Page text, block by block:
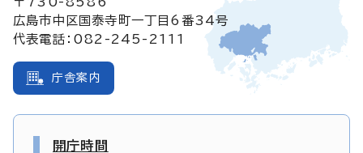
広島市中区国泰寺町一丁目6番34号
代表電話：082-245-2111
庁舎案内
開庁時間